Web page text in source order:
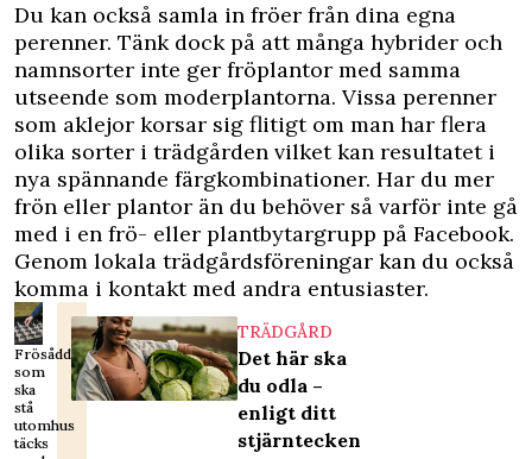
Du kan också samla in fröer från dina egna
perenner. Tänk dock på att många hybrider och
namnsorter inte ger fröplantor med samma
utseende som moderplantorna. Vissa perenner
som aklejor korsar sig flitigt om man har flera
olika sorter i trädgården vilket kan resultatet i
nya spännande färgkombinationer. Har du mer
frön eller plantor än du behöver så varför inte gå
med i en frö- eller plantbytargrupp på Facebook.
Genom lokala trädgårdsföreningar kan du också
komma i kontakt med andra entusiaster.
Frösådder
som
ska
stå
utomhus
täcks
TRÄDGÅRD
Det här ska
du odla –
enligt ditt
stjärntecken